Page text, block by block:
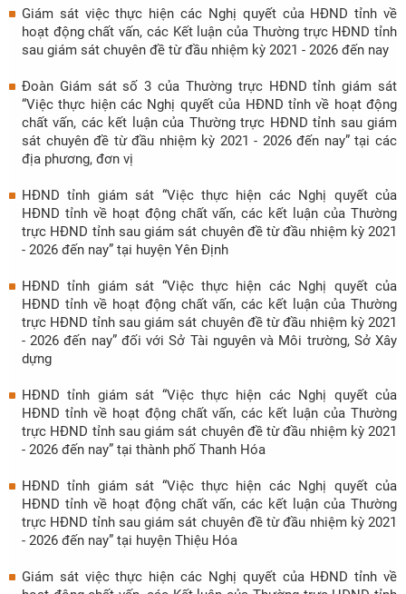
Giám sát việc thực hiện các Nghị quyết của HĐND tỉnh về
hoạt động chất vấn, các Kết luận của Thường trực HĐND tỉnh
sau giám sát chuyên đề từ đầu nhiệm kỳ 2021 - 2026 đến nay
Đoàn Giám sát số 3 của Thường trực HĐND tỉnh giám sát
“Việc thực hiện các Nghị quyết của HĐND tỉnh về hoạt động
chất vấn, các kết luận của Thường trực HĐND tỉnh sau giám
sát chuyên đề từ đầu nhiệm kỳ 2021 - 2026 đến nay” tại các
địa phương, đơn vị
HĐND tỉnh giám sát “Việc thực hiện các Nghị quyết của
HĐND tỉnh về hoạt động chất vấn, các kết luận của Thường
trực HĐND tỉnh sau giám sát chuyên đề từ đầu nhiệm kỳ 2021
- 2026 đến nay” tại huyện Yên Định
HĐND tỉnh giám sát “Việc thực hiện các Nghị quyết của
HĐND tỉnh về hoạt động chất vấn, các kết luận của Thường
trực HĐND tỉnh sau giám sát chuyên đề từ đầu nhiệm kỳ 2021
- 2026 đến nay” đối với Sở Tài nguyên và Môi trường, Sở Xây
dựng
HĐND tỉnh giám sát “Việc thực hiện các Nghị quyết của
HĐND tỉnh về hoạt động chất vấn, các kết luận của Thường
trực HĐND tỉnh sau giám sát chuyên đề từ đầu nhiệm kỳ 2021
- 2026 đến nay” tại thành phố Thanh Hóa
HĐND tỉnh giám sát “Việc thực hiện các Nghị quyết của
HĐND tỉnh về hoạt động chất vấn, các kết luận của Thường
trực HĐND tỉnh sau giám sát chuyên đề từ đầu nhiệm kỳ 2021
- 2026 đến nay” tại huyện Thiệu Hóa
Giám sát việc thực hiện các Nghị quyết của HĐND tỉnh về